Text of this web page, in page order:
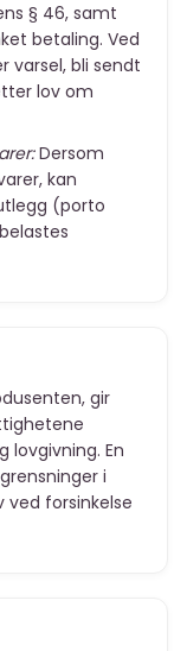
§ 46, samt
betaling. Ved
varsel, bli sendt
lov om
Dersom
kan
(porto
gir
lovgivning. En
i
ved forsinkelse